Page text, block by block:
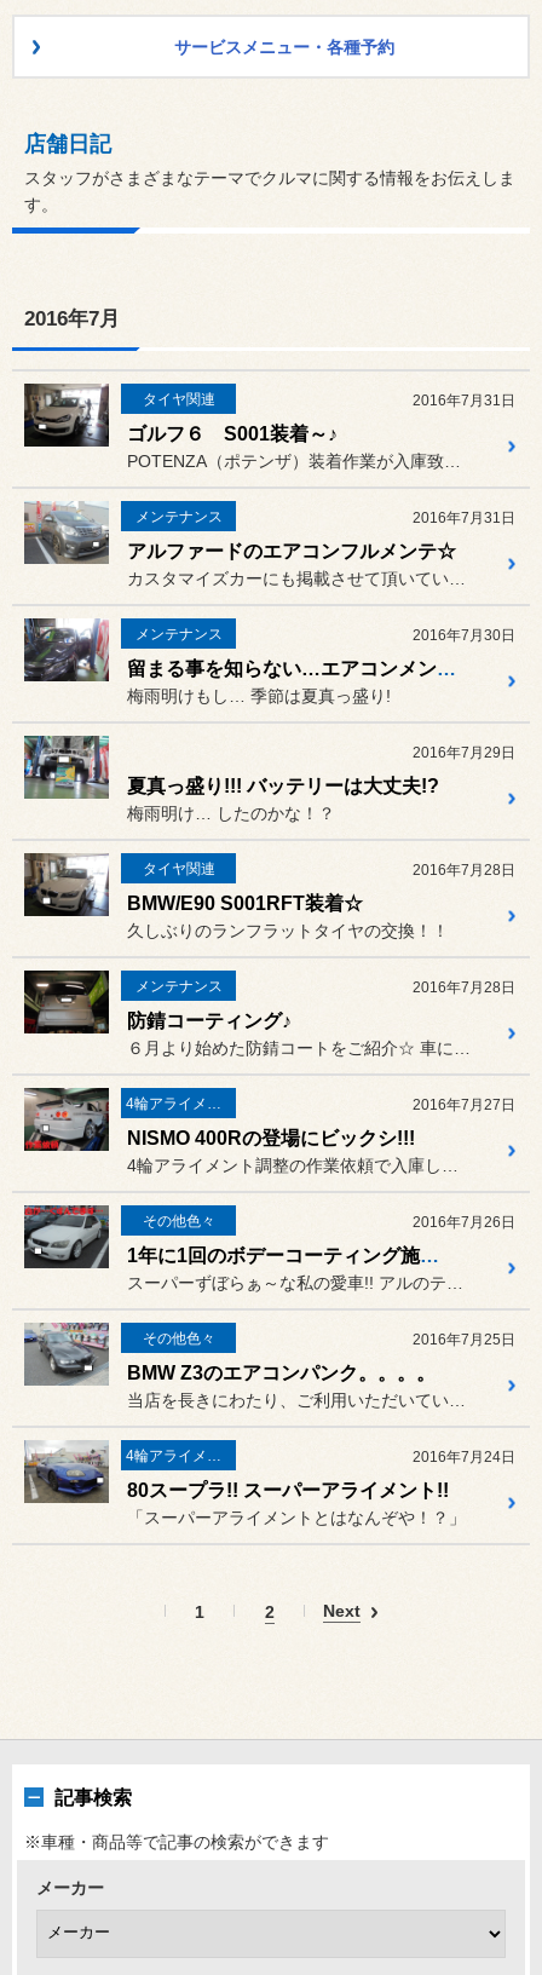
サービスメニュー・各種予約
店舗日記
スタッフがさまざまなテーマでクルマに関する情報をお伝えしま
す。
2016年7月
タイヤ関連 2016年7月31日
ゴルフ６ S001装着～♪
メンテナンス 2016年7月31日
アルファードのエアコンフルメンテ☆
メンテナンス 2016年7月30日
留まる事を知らない…エアコンメンテナンス!!!
梅雨明けもし… 季節は夏真っ盛り!
2016年7月29日
夏真っ盛り!!! バッテリーは大丈夫!?
梅雨明け… したのかな！？
タイヤ関連 2016年7月28日
BMW/E90 S001RFT装着☆
久しぶりのランフラットタイヤの交換！！
メンテナンス 2016年7月28日
防錆コーティング♪
4輪アライメント 2016年7月27日
NISMO 400Rの登場にビックシ!!!
その他色々 2016年7月26日
1年に1回のボデーコーティング施工☆
その他色々 2016年7月25日
BMW Z3のエアコンパンク。。。。
4輪アライメント 2016年7月24日
80スープラ!! スーパーアライメント!!
「スーパーアライメントとはなんぞや！？」
1 2 Next
記事検索
※車種・商品等で記事の検索ができます
メーカー